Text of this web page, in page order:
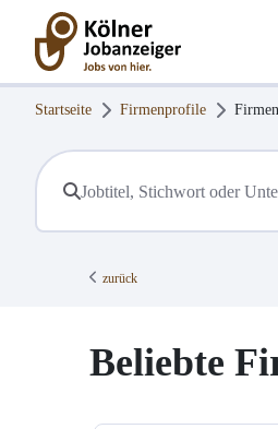
Startseite Firmenprofile
zurück
Beliebte